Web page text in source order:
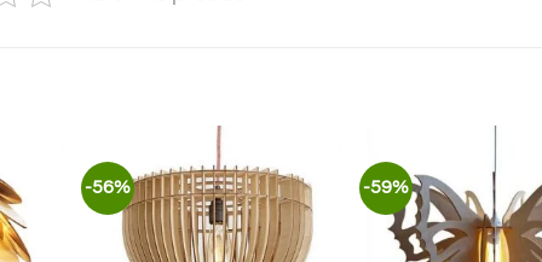
-56% -59%